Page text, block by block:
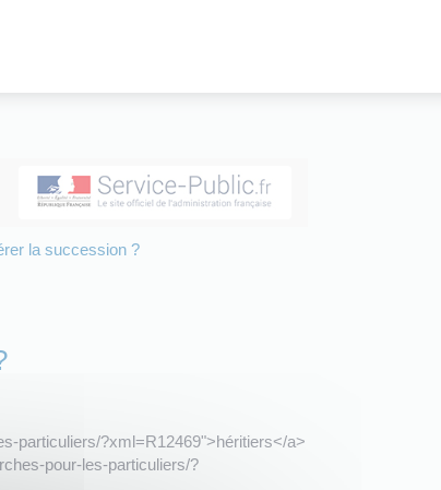
la succession ?
particuliers/?xml=R12469">héritiers</a>
pour-les-particuliers/?